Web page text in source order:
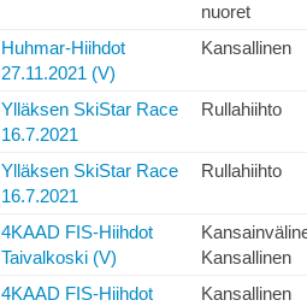
nuoret
Huhmar-Hiihdot
27.11.2021 (V)
Kansallinen
Ylläksen SkiStar Race
16.7.2021
Rullahiihto
Ylläksen SkiStar Race
16.7.2021
Rullahiihto
4KAAD FIS-Hiihdot
Taivalkoski (V)
Kansallinen
4KAAD FIS-Hiihdot
Kansallinen